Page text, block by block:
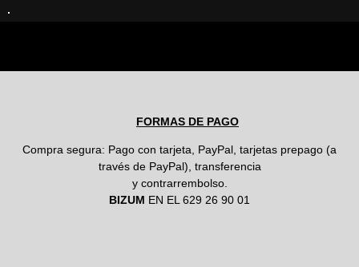
FORMAS DE PAGO
Compra segura: Pago con tarjeta, PayPal, tarjetas prepago (a
través de PayPal), transferencia
y contrarrembolso.
BIZUM EN EL 629 26 90 01